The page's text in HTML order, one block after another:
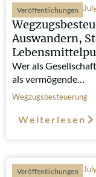
Veröffentlichungen
Auswandern,
Wer als
als vermögende…
Wegzugsbesteuerung
Weiterlesen
Veröffentlichungen